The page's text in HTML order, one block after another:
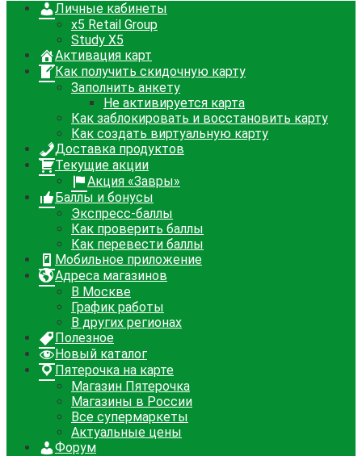
Личные кабинеты
x5 Retail Group
Study X5
Активация карт
Как получить скидочную карту
Заполнить анкету
Не активируется карта
Как заблокировать и восстановить карту
Как создать виртуальную карту
Доставка продуктов
Текущие акции
Акция «Завры»
Баллы и бонусы
Экспресс-баллы
Как проверить баллы
Как перевести баллы
Мобильное приложение
Адреса магазинов
В Москве
График работы
В других регионах
Полезное
Новый каталог
Пятерочка на карте
Магазин Пятерочка
Магазины в России
Все супермаркеты
Актуальные цены
Форум